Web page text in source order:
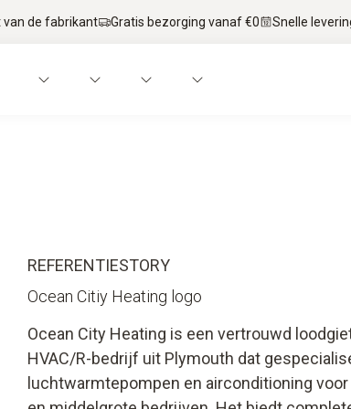
van de fabrikant Gratis bezorging vanaf €0 Snelle
REFERENTIESTORY
Ocean Citiy Heating logo
Ocean City Heating is een vertrouwd
HVAC/R-bedrijf uit Plymouth dat
luchtwarmtepompen en airconditioning